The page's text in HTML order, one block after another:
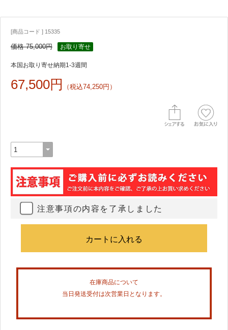
[商品コード ] 15335
価格 75,000円 お取り寄せ
本国お取り寄せ納期1-3週間
67,500円 （税込74,250円）
注意事項の内容を了承しました
在庫商品について
当日発送受付は次営業日となります。